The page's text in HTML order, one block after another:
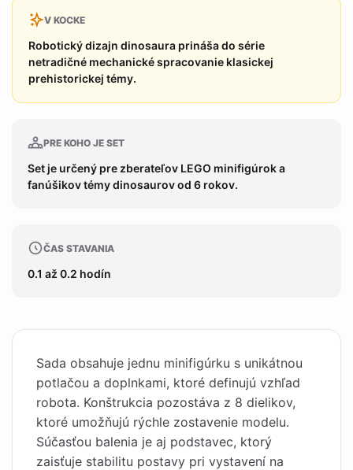
V KOCKE
Robotický dizajn dinosaura prináša do série
netradičné mechanické spracovanie klasickej
prehistorickej témy.
PRE KOHO JE SET
Set je určený pre zberateľov LEGO minifigúrok a
fanúšikov témy dinosaurov od 6 rokov.
ČAS STAVANIA
0.1 až 0.2 hodín
Sada obsahuje jednu minifigúrku s unikátnou
potlačou a doplnkami, ktoré definujú vzhľad
robota. Konštrukcia pozostáva z 8 dielikov,
ktoré umožňujú rýchle zostavenie modelu.
Súčasťou balenia je aj podstavec, ktorý
zaisťuje stabilitu postavy pri vystavení na